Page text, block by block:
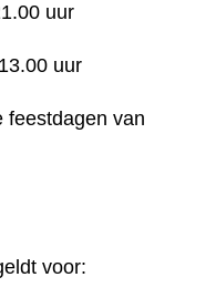
uur
uur
feestdagen van
voor: